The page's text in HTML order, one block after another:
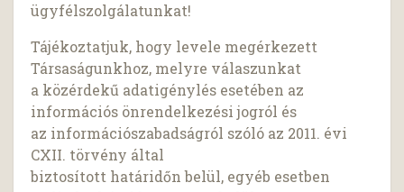
ügyfélszolgálatunkat!
Tájékoztatjuk, hogy levele megérkezett
Társaságunkhoz, melyre válaszunkat
a közérdekű adatigénylés esetében az
információs önrendelkezési jogról és
az információszabadságról szóló az 2011. évi
CXII. törvény által
biztosított határidőn belül, egyéb esetben